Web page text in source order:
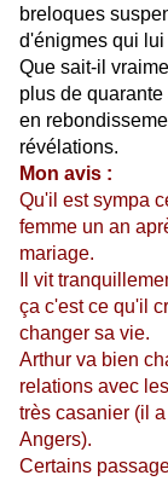
breloques
d'énigmes qui
Que sait-il
plus de
en
révélations.
Mon avis :
Qu'il est sympa
femme un an
mariage.
Il vit
ça c'est ce qu'il
changer sa vie.
Arthur va bien
relations avec
très casanier (il
Angers).
Certains